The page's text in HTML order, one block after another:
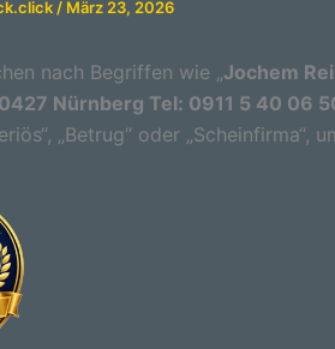
/ März 23, 2026
nach Begriffen wie „Jochem
Nürnberg Tel: 0911 5 40 06
„Betrug“ oder